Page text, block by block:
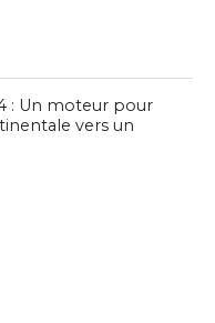
: Un moteur pour
vers un